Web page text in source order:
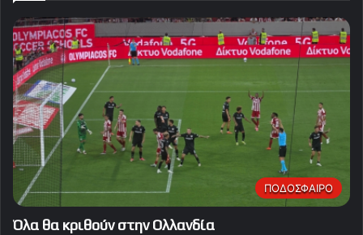
ΠΟΔΟΣΦΑΙΡΟ
Όλα θα κριθούν στην Ολλανδία